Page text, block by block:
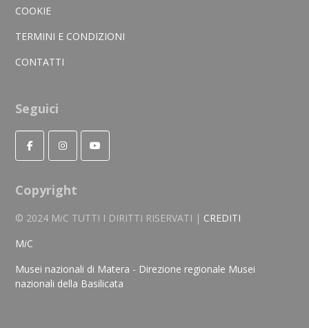
COOKIE
TERMINI E CONDIZIONI
CONTATTI
Seguici
Copyright
© 2024 MiC TUTTI I DIRITTI RISERVATI | CREDITI
MiC
Musei nazionali di Matera - Direzione regionale Musei
nazionali della Basilicata